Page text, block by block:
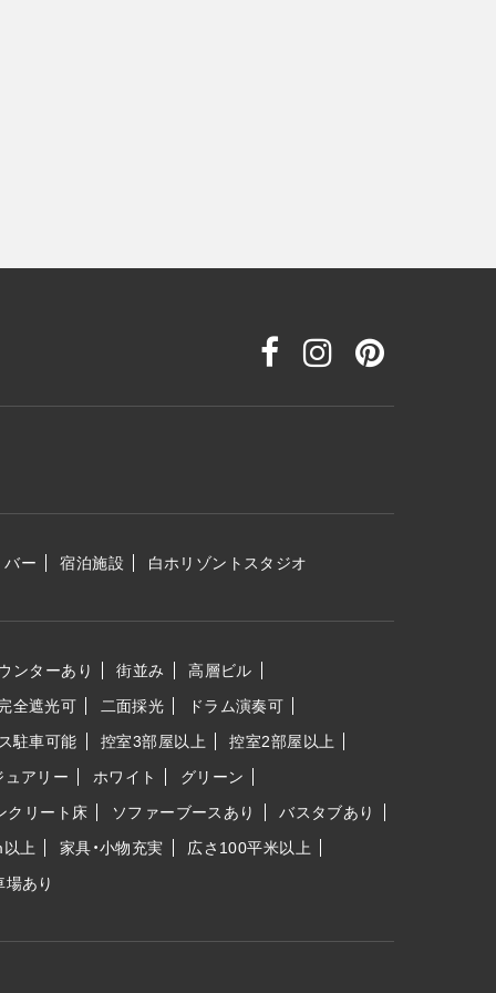
バー 宿泊施設 白ホリゾントスタジオ
ンターあり 街並み
高層ビル
全遮光可 二面採光
ドラム演奏可
駐車可能 控室3部屋以上
控室2部屋以上
ュアリー ホワイト
グリーン
クリート床 ソファーブースあり
バスタブあり
上 家具・小物充実
広さ100平米以上
場あり